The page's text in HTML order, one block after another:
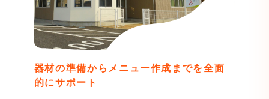
器材の準備からメニュー作成までを全面
的にサポート